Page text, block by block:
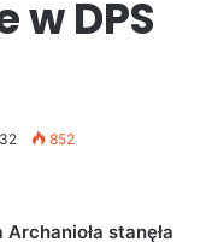
w DPS
32 852
stanęła